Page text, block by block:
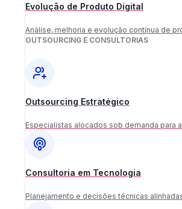
Evolução de Produto Digital
Análise, melhoria e evolução contínua de
OUTSOURCING E CONSULTORIAS
Outsourcing Estratégico
Especialistas alocados sob demanda para
Consultoria em Tecnologia
Planejamento e decisões técnicas